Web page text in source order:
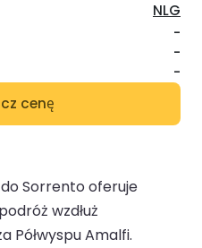
NLG
-
-
-
cenę
Sorrento oferuje
wzdłuż
Półwyspu Amalfi.